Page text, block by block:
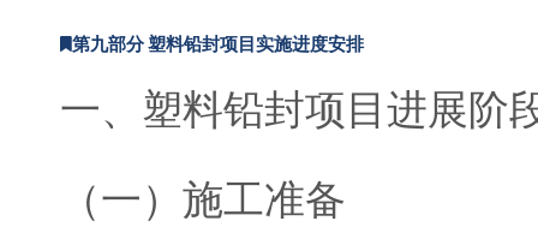
第九部分 塑料铅封项目实施进度安排
一、塑料铅封项目进展阶
（一）施工准备